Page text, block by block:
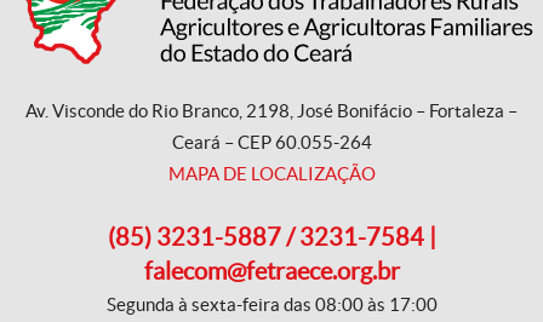
Av. Visconde do Rio Branco, 2198, José Bonifácio – Fortaleza –
Ceará – CEP 60.055-264
MAPA DE LOCALIZAÇÃO
(85) 3231-5887 / 3231-7584 |
falecom@fetraece.org.br
Segunda à sexta-feira das 08:00 às 17:00